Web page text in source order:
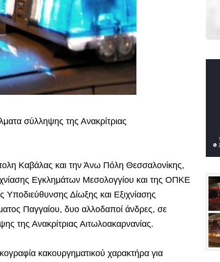
σύλληψης της Ανακρίτριας
Καβάλας και την Άνω Πόλη Θεσσαλονίκης,
Εγκλημάτων Μεσολογγίου και της ΟΠΚΕ
Δίωξης και Εξιχνίασης
Παγγαίου, δυο αλλοδαποί άνδρες, σε
της Ανακρίτριας Αιτωλοακαρνανίας.
κακουργηματικού χαρακτήρα για